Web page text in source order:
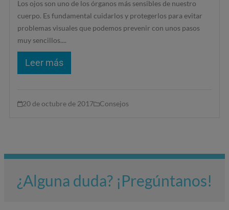
Los ojos son uno de los órganos más sensibles de nuestro
cuerpo. Es fundamental cuidarlos y protegerlos para evitar
problemas visuales que podemos prevenir con unos pasos
muy sencillos....
Leer más
20 de octubre de 2017 Consejos
¿Alguna duda? ¡Pregúntanos!